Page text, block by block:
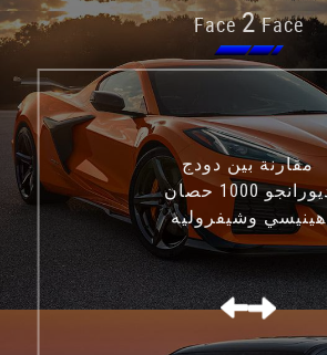
Face2Face
مقارنة بين دودج
ديورانجو 1000 حصان
هينيسي وشيفروليه
كورفيت C8 Z06